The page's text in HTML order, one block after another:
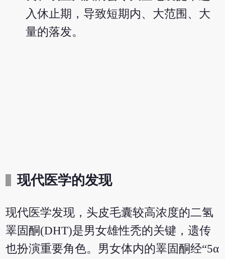
入休止期，导致短期内、大范围、大
量的落发。
现代医学的发现
现代医学发现，头皮毛囊较高浓度的二氢
睪固酮(DHT)是男女雄性秃的关键，遗传
也扮演重要角色。男女体内的睪固酮经“5α